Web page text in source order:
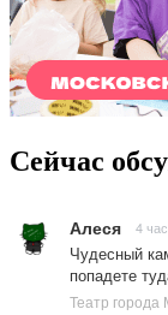
Сейчас
Алеся 4
Чудесный
попадете
Театр города